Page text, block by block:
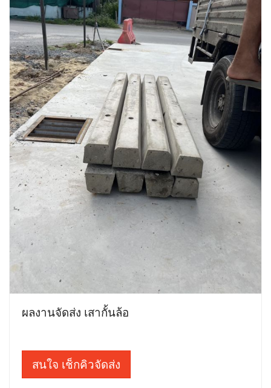
ผลงานจัดส่ง เสากั้นล้อ
สนใจ เช็กคิวจัดส่ง